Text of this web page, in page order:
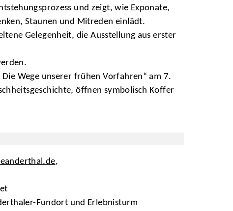
und zeigt, wie Exponate,
Staunen und Mitreden einlädt.
Gelegenheit, die Ausstellung aus erster
Wege unserer frühen Vorfahren“ am 7.
öffnen symbolisch Koffer
,
Fundort und Erlebnisturm